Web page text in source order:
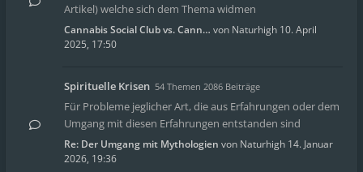
Artikel) welche sich dem Thema widmen
Cannabis Social Club vs. Cann… von Naturhigh 10. April
2025, 17:50
Spirituelle Krisen 54 Themen 2086 Beiträge
Für Probleme jeglicher Art, die aus Erfahrungen oder dem
Umgang mit diesen Erfahrungen entstanden sind
Re: Der Umgang mit Mythologien von Naturhigh 14. Januar
2026, 19:36